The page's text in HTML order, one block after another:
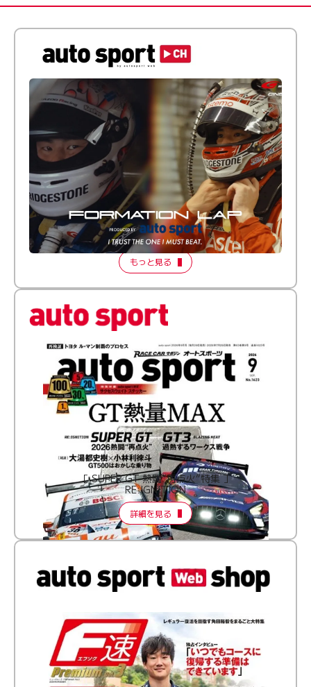
倒す相手を、信じてる。小林利徠斗 × 野村勇斗
【FORMATION LAP Produced by auto sport】
2026 Episode 2
もっと見る
［ SUPER GT 熱闘“再点火”特集 ］
RE:IGNITION
詳細を見る